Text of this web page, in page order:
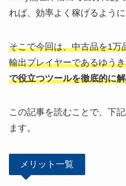
れば、効率よく稼げるように
そこで今回は、中古品を1万
輸出プレイヤーであるゆう
で役立つツールを徹底的に
この記事を読むことで、下
ます。
メリット一覧